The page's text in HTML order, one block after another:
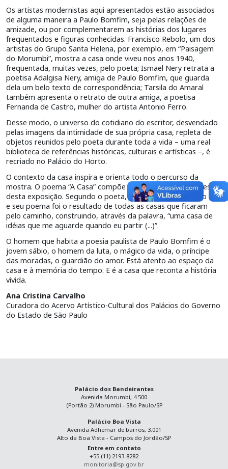
Os artistas modernistas aqui apresentados estão associados
de alguma maneira a Paulo Bomfim, seja pelas relações de
amizade, ou por complementarem as histórias dos lugares
freqüentados e figuras conhecidas. Francisco Rebolo, um dos
artistas do Grupo Santa Helena, por exemplo, em “Paisagem
do Morumbi”, mostra a casa onde viveu nos anos 1940,
freqüentada, muitas vezes, pelo poeta; Ismael Nery retrata a
poetisa Adalgisa Nery, amiga de Paulo Bomfim, que guarda
dela um belo texto de correspondência; Tarsila do Amaral
também apresenta o retrato de outra amiga, a poetisa
Fernanda de Castro, mulher do artista Antonio Ferro.
Desse modo, o universo do cotidiano do escritor, desvendado
pelas imagens da intimidade de sua própria casa, repleta de
objetos reunidos pelo poeta durante toda a vida – uma real
biblioteca de referências históricas, culturais e artísticas –, é
recriado no Palácio do Horto.
O contexto da casa inspira e orienta todo o percurso da
mostra. O poema “A Casa” compõe o roteiro dos ambientes
desta exposição. Segundo o poeta, a casa é o princípio e o fim,
e seu poema foi o resultado de todas as casas que ficaram
pelo caminho, construindo, através da palavra, “uma casa de
idéias que me aguarde quando eu partir (...)”.
O homem que habita a poesia paulista de Paulo Bomfim é o
jovem sábio, o homem da luta, o mágico da vida, o príncipe
das moradas, o guardião do amor. Está atento ao espaço da
casa e à memória do tempo. E é a casa que reconta a história
vivida.
Ana Cristina Carvalho
Curadora do Acervo Artístico-Cultural dos Palácios do Governo
do Estado de São Paulo
Palácio dos Bandeirantes
Avenida Morumbi, 4.500
(Portão 2) Morumbi - São Paulo/SP
Palácio Boa Vista
Avenida Adhemar de barros, 3.001
Alto da Boa Vista - Campos do Jordão/SP
Entre em contato
+55 (11) 2193-8282
monitoria@sp.gov.br